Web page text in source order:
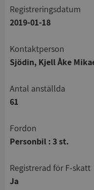
registreringsdatum
2019-01-18
Kontaktperson
Sjödin, Kjell Åke
Antal anställda
61
Fordon
Personbil : 3 st.
registrerad för F-skatt
Ja